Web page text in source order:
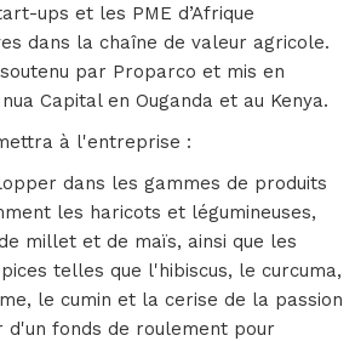
ups et les PME d’Afrique
dans la chaîne de valeur agricole.
par Proparco et mis en
Capital en Ouganda et au Kenya.
à l'entreprise :
dans les gammes de produits
les haricots et légumineuses,
millet et de maïs, ainsi que les
telles que l'hibiscus, le curcuma,
le cumin et la cerise de la passion
d'un fonds de roulement pour